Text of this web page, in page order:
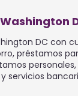
DC con
préstamos
servicios